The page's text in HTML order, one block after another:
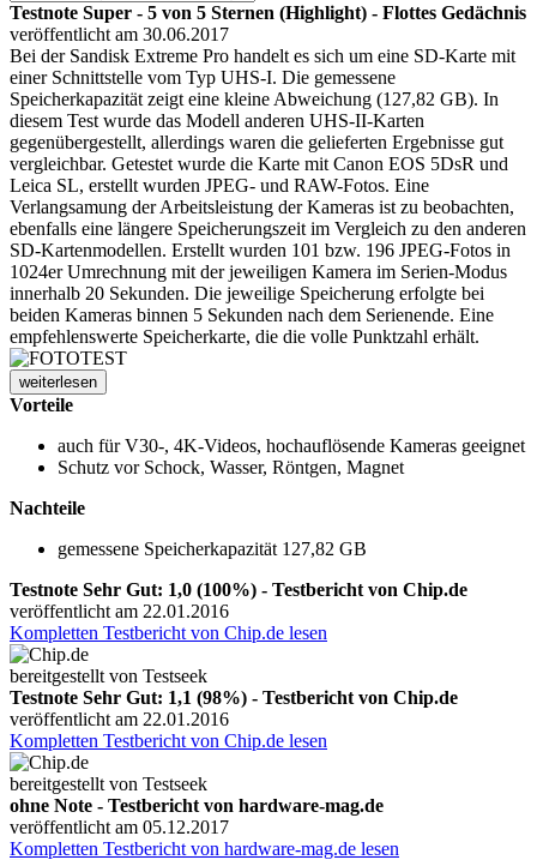
Testnote Super - 5 von 5 Sternen (Highlight) - Flottes Gedächnis
veröffentlicht am 30.06.2017
Bei der Sandisk Extreme Pro handelt es sich um eine SD-Karte mit
einer Schnittstelle vom Typ UHS-I. Die gemessene
Speicherkapazität zeigt eine kleine Abweichung (127,82 GB). In
diesem Test wurde das Modell anderen UHS-II-Karten
gegenübergestellt, allerdings waren die gelieferten Ergebnisse gut
vergleichbar. Getestet wurde die Karte mit Canon EOS 5DsR und
Leica SL, erstellt wurden JPEG- und RAW-Fotos. Eine
Verlangsamung der Arbeitsleistung der Kameras ist zu beobachten,
ebenfalls eine längere Speicherungszeit im Vergleich zu den anderen
SD-Kartenmodellen. Erstellt wurden 101 bzw. 196 JPEG-Fotos in
1024er Umrechnung mit der jeweiligen Kamera im Serien-Modus
innerhalb 20 Sekunden. Die jeweilige Speicherung erfolgte bei
beiden Kameras binnen 5 Sekunden nach dem Serienende. Eine
empfehlenswerte Speicherkarte, die die volle Punktzahl erhält.
weiterlesen
Vorteile
auch für V30-, 4K-Videos, hochauflösende Kameras geeignet
Schutz vor Schock, Wasser, Röntgen, Magnet
Nachteile
gemessene Speicherkapazität 127,82 GB
Testnote Sehr Gut: 1,0 (100%) - Testbericht von Chip.de
veröffentlicht am 22.01.2016
Kompletten Testbericht von Chip.de lesen
bereitgestellt von Testseek
Testnote Sehr Gut: 1,1 (98%) - Testbericht von Chip.de
veröffentlicht am 22.01.2016
Kompletten Testbericht von Chip.de lesen
bereitgestellt von Testseek
ohne Note - Testbericht von hardware-mag.de
veröffentlicht am 05.12.2017
Kompletten Testbericht von hardware-mag.de lesen